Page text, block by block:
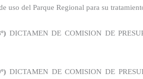
uso del Parque Regional para su
DICTAMEN DE COMISION DE
DICTAMEN DE COMISION DE